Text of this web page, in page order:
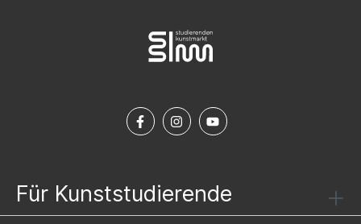
Für Kunststudierende